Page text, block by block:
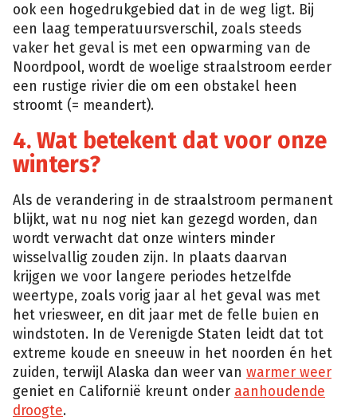
ook een hogedrukgebied dat in de weg ligt. Bij
een laag temperatuursverschil, zoals steeds
vaker het geval is met een opwarming van de
Noordpool, wordt de woelige straalstroom eerder
een rustige rivier die om een obstakel heen
stroomt (= meandert).
4. Wat betekent dat voor onze
winters?
Als de verandering in de straalstroom permanent
blijkt, wat nu nog niet kan gezegd worden, dan
wordt verwacht dat onze winters minder
wisselvallig zouden zijn. In plaats daarvan
krijgen we voor langere periodes hetzelfde
weertype, zoals vorig jaar al het geval was met
het vriesweer, en dit jaar met de felle buien en
windstoten. In de Verenigde Staten leidt dat tot
extreme koude en sneeuw in het noorden én het
zuiden, terwijl Alaska dan weer van warmer weer
geniet en Californië kreunt onder aanhoudende
droogte.